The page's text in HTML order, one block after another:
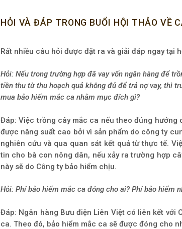
HỎI VÀ ĐÁP TRONG BUỔI HỘI THẢO VỀ
Rất nhiều câu hỏi được đặt ra và giải đáp ngay tại
Hỏi: Nếu trong trường hợp đã vay vốn ngân hàng để
tiền thu từ thu hoạch quả không đủ để trả nợ vay, thì
mua bảo hiểm mắc ca nhằm mục đích gì?
Đáp: Việc trồng cây mắc ca nếu theo đúng hướng
được năng suất cao bởi vì sản phẩm do công ty
nghiên cứu và qua quan sát kết quả từ thực tế.
tin cho bà con nông dân, nếu xảy ra trường hợp
này sẽ do Công ty bảo hiểm chịu.
Hỏi: Phí bảo hiểm mắc ca đóng cho ai? Phí bảo hiểm
Đáp: Ngân hàng Bưu điện Liên Việt có liên kết với
ca. Theo đó, bảo hiểm mắc ca sẽ được đóng cho